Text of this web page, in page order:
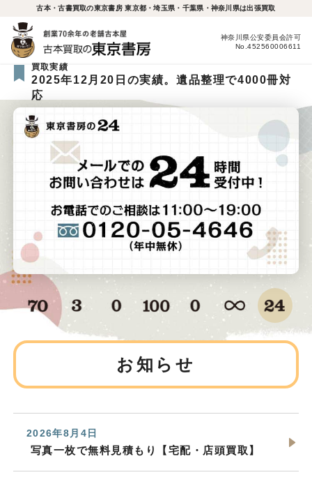
古本・古書買取の東京書房 東京都・埼玉県・千葉県・神奈川県は出張買取
神奈川県公安委員会許可
No.452560006611
買取実績
2025年12月20日の実績。遺品整理で4000冊対
応
お知らせ
2026年8月4日
写真一枚で無料見積もり【宅配・店頭買取】